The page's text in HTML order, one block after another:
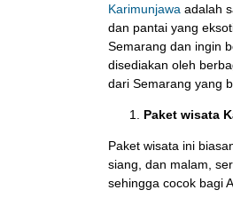
Karimunjawa adalah
dan pantai yang
Semarang dan ingin
disediakan oleh
dari Semarang yang
Paket wisata
Paket wisata ini
siang, dan malam,
sehingga cocok bagi